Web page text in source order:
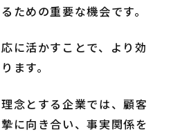
ための重要な機会です。
に活かすことで、より効
ます。
念とする企業では、顧客
に向き合い、事実関係を